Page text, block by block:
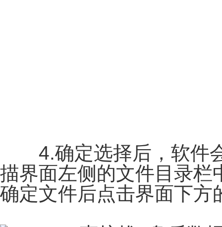
4.确定选择后，软件会
描界面左侧的文件目录栏
确定文件后点击界面下方